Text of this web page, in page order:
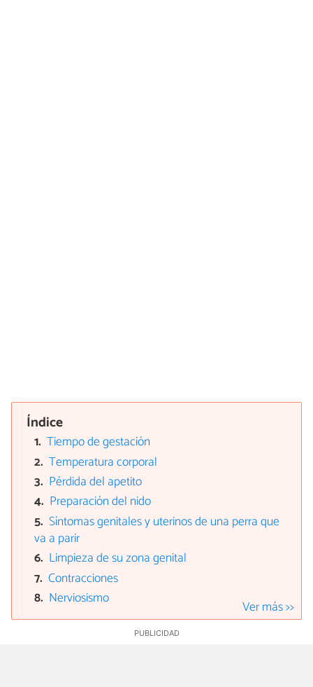
Índice
Tiempo de gestación
Temperatura corporal
Pérdida del apetito
Preparación del nido
Síntomas genitales y uterinos de una perra que
va a parir
Limpieza de su zona genital
Contracciones
Nerviosismo
Ver más >>